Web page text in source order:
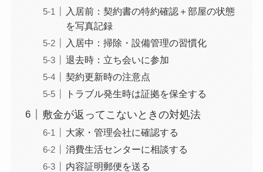
入居前：契約書の特約確認＋部屋の状態
を写真記録
入居中：掃除・設備管理の習慣化
退去時：立ち会いに参加
契約更新時の注意点
トラブル発生時は証拠を保全する
敷金が返ってこないときの対処法
大家・管理会社に確認する
消費生活センターに相談する
内容証明郵便を送る